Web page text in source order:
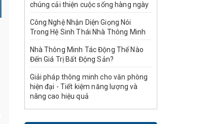
chúng cải thiện cuộc sống hàng ngày
Công Nghệ Nhận Diện Giọng Nói
Trong Hệ Sinh Thái Nhà Thông Minh
Nhà Thông Minh Tác Động Thế Nào
Đến Giá Trị Bất Động Sản?
Giải pháp thông minh cho văn phòng
hiện đại - Tiết kiệm năng lượng và
nâng cao hiệu quả